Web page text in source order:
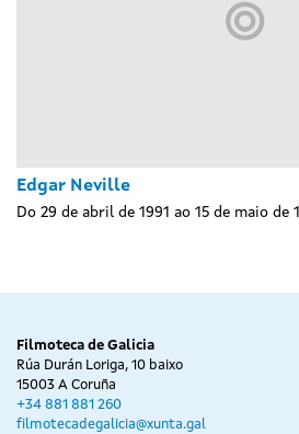
Edgar Neville
Do 29 de abril de 1991 ao 15 de maio de
Filmoteca de Galicia
Rúa Durán Loriga, 10 baixo
15003 A Coruña
+34 881 881 260
filmotecadegalicia@xunta.gal